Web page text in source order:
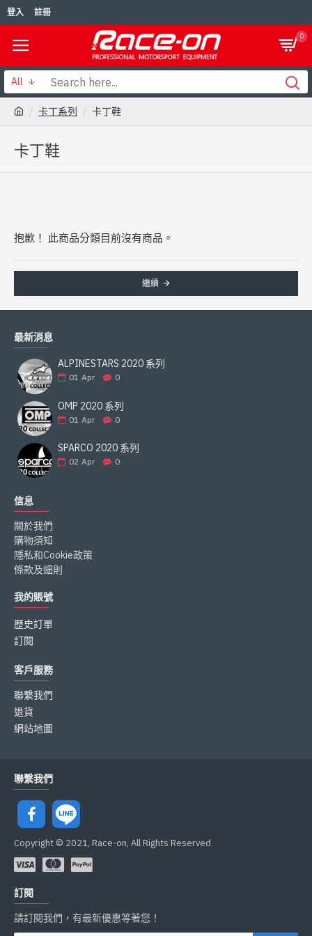
登入 註冊
0
All
卡丁系列 卡丁鞋
卡丁鞋
抱歉！ 此商品分類目前沒有商品。
繼續
最新消息
ALPINESTARS 2020 系列
01 Apr 0
OMP 2020 系列
01 Apr 0
SPARCO 2020 系列
02 Apr 0
信息
關於我們
購物須知
隱私和Cookie政策
條款及細則
我的賬號
歷史訂單
訂閱
客戶服務
聯繫我們
退貨
網站地圖
聯繫我們
Copyright © 2021, Race-on, All Rights Reserved
訂閱
請訂閱我們，有最新優惠等著您！